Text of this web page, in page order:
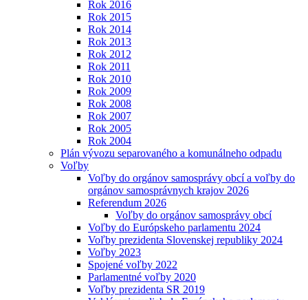
Rok 2016
Rok 2015
Rok 2014
Rok 2013
Rok 2012
Rok 2011
Rok 2010
Rok 2009
Rok 2008
Rok 2007
Rok 2005
Rok 2004
Plán vývozu separovaného a komunálneho odpadu
Voľby
Voľby do orgánov samosprávy obcí a voľby do
orgánov samosprávnych krajov 2026
Referendum 2026
Voľby do orgánov samosprávy obcí
Voľby do Európskeho parlamentu 2024
Voľby prezidenta Slovenskej republiky 2024
Voľby 2023
Spojené voľby 2022
Parlamentné voľby 2020
Voľby prezidenta SR 2019